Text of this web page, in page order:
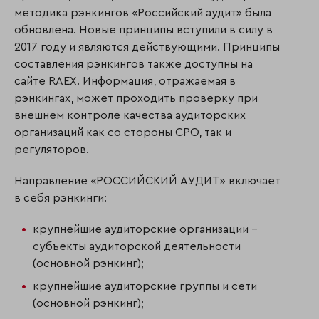
методика рэнкингов «Российский аудит» была
обновлена. Новые принципы вступили в силу в
2017 году и являются действующими. Принципы
составления рэнкингов также доступны на
сайте RAEX. Информация, отражаемая в
рэнкингах, может проходить проверку при
внешнем контроле качества аудиторских
организаций как со стороны СРО, так и
регуляторов.
Направление «РОССИЙСКИЙ АУДИТ» включает
в себя рэнкинги:
крупнейшие аудиторские организации –
субъекты аудиторской деятельности
(основной рэнкинг);
крупнейшие аудиторские группы и сети
(основной рэнкинг);